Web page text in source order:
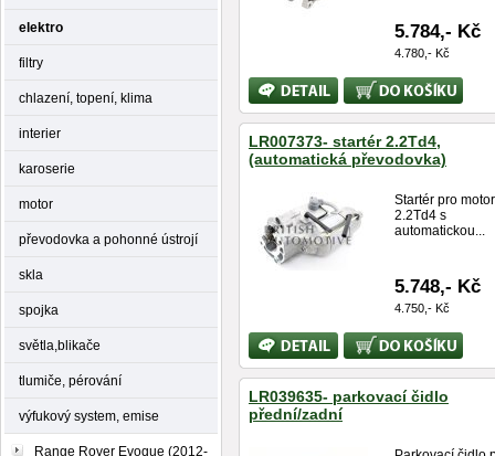
elektro
filtry
chlazení, topení, klima
interier
karoserie
motor
převodovka a pohonné ústrojí
skla
spojka
světla,blikače
tlumiče, pérování
výfukový system, emise
Range Rover Evoque (2012-
5.784,- Kč
4.780,- Kč
Bližší
informace
Koupit
LR007373- startér 2.2Td4,
(automatická převodovka)
Startér pro
2.2Td4 s
automatickou...
5.748,- Kč
4.750,- Kč
Bližší
informace
Koupit
LR039635- parkovací čidlo
přední/zadní